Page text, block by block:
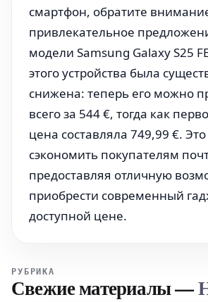
смартфон, обратите
привлекательное
модели Samsung Galaxy S25
этого устройства была
снижена: теперь его можно
всего за 544 €, тогда как
цена составляла 749,99 €.
сэкономить покупателям
предоставляя отличную
приобрести современный
доступной цене.
РУБРИКА
Свежие материалы—